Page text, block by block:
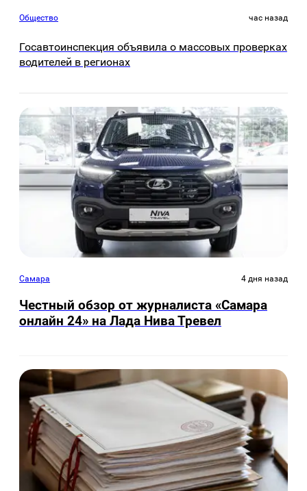
Общество час назад
Госавтоинспекция объявила о массовых проверках
водителей в регионах
Самара 4 дня назад
Честный обзор от журналиста «Самара
онлайн 24» на Лада Нива Тревел